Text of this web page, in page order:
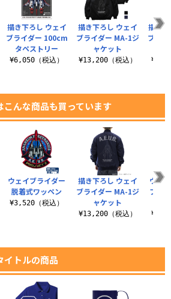
描き下ろし ウェイ
ブライダー 100cm
タペストリー
¥6,050（税込）
描き下ろし ウェイ
ブライダー MA-1ジ
ャケット
¥13,200（税込）
描き
ブラ
こんな商品も買っています
ウェイブライダー
脱着式ワッペン
¥3,520（税込）
描き下ろし ウェイ
ブライダー MA-1ジ
ャケット
¥13,200（税込）
ウェ
ファ
イトルの商品